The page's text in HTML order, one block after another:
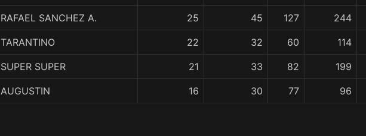
RAFAEL SANCHEZ A. 25 45 127 244
TARANTINO 22 32 60 114
SUPER SUPER 21 33 82 199
AUGUSTIN 16 30 77 96